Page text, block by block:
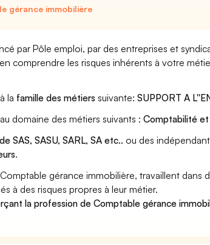
gérance immobilière
par Pôle emploi, par des entreprises et
comprendre les risques inhérents à votre
la famille des métiers suivante:SUPPORT A
domaine des métiers suivants :Comptabilité
SAS, SASU, SARL, SA etc.. ou des
.
gérance immobilière, travaillent dans
à des risques propres à leur métier.
la profession de Comptable gérance